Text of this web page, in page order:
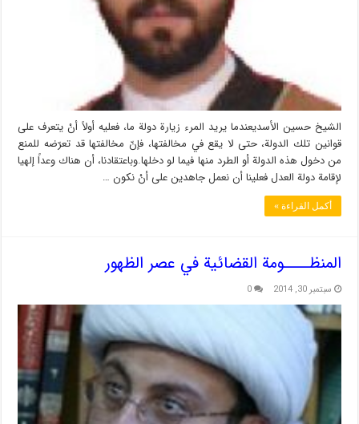
الشيخ حسين الأسديعندما يريد المرء زيارة دولة ما، فعليه أولاً أنْ يتعرف على
قوانين تلك الدولة، حتى لا يقع في مخالفتها، فإنّ مخالفتها قد تعرّضه للمنع
من دخول هذه الدولة أو الطرد منها فيما لو دخلها.وباعتقادنا، أن هناك وعداً إلهيا
لإقامة دولة العدل فعلينا أن نعمل جاهدين على أنْ نكون …
أكمل القراءة »
المنظــــومة القضائية في عصر الظهور
سبتمبر 30, 2014 0